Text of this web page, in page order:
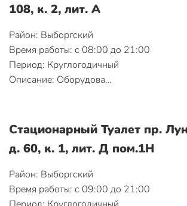
108, к. 2, лит. А
Район: Выборгский
Время работы: с 08:00 до 21:00
Период: Круглогодичный
Описание: Оборудова…
Стационарный Туалет пр.
д. 60, к. 1, лит. Д пом.1Н
Район: Выборгский
Время работы: с 09:00 до 21:00